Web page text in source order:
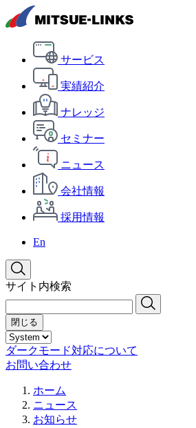
サービス
実績紹介
ナレッジ
セミナー
ニュース
会社情報
採用情報
En
サイト内検索
閉じる
ダークモード対応について
お問い合わせ
ホーム
ニュース
お知らせ